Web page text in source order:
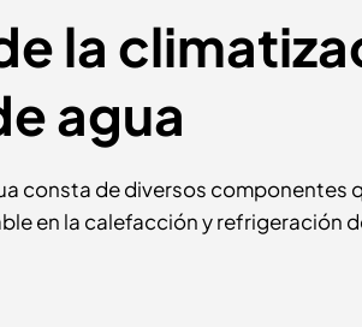
la
agua
consta de diversos componentes
en la calefacción y refrigeración